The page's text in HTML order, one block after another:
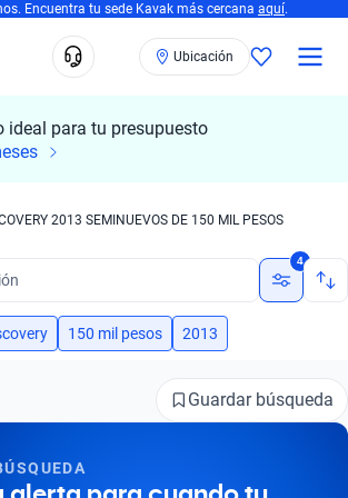
Encuentra tu sede Kavak más cercana aquí.
Ubicación
ideal para tu presupuesto
2013 SEMINUEVOS DE 150 MIL PESOS
4
150 mil pesos 2013
Guardar búsqueda